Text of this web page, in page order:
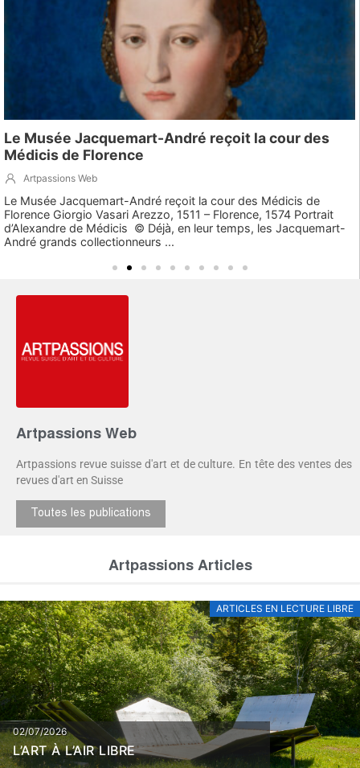
Le Musée Jacquemart-André reçoit la cour des
Médicis de Florence
Artpassions Web
Le Musée Jacquemart-André reçoit la cour des Médicis de
Florence Giorgio Vasari Arezzo, 1511 – Florence, 1574 Portrait
d’Alexandre de Médicis © Déjà, en leur temps, les Jacquemart-
André grands collectionneurs ...
Artpassions Web
Artpassions revue suisse d'art et de culture. En tête des ventes des
revues d'art en Suisse
Toutes les publications
Artpassions Articles
ARTICLES EN LECTURE LIBRE
02/07/2026
L’ART À L’AIR LIBRE